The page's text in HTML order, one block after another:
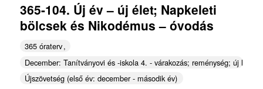
365-104. Új év – új élet; Napkeleti
bölcsek és Nikodémus – óvodás
365 óraterv
December: Tanítványovi és -iskola 4. - várakozás; reménység; új látás
Újszövetség (első év: december - második év)